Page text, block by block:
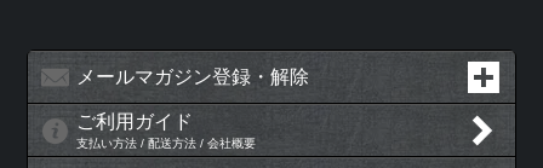
メールマガジン登録・解除
ご利用ガイド
支払い方法 / 配送方法 / 会社概要